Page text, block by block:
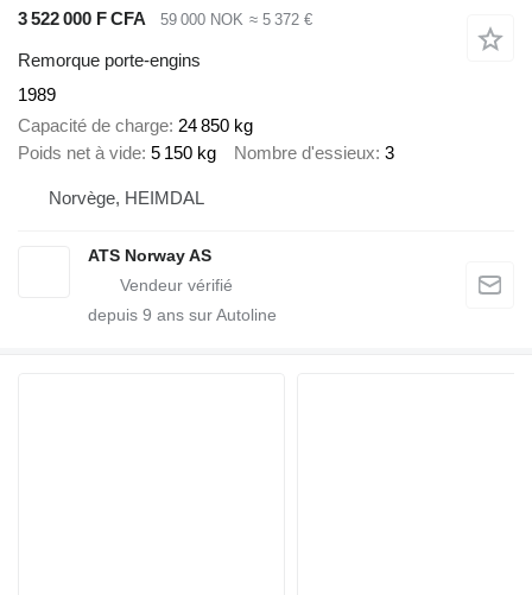
3 522 000 F CFA 59 000 NOK ≈ 5 372 €
Remorque porte-engins
1989
Capacité de charge 24 850 kg
Poids net à vide 5 150 kg Nombre d'essieux 3
Norvège, HEIMDAL
ATS Norway AS
depuis 9 ans sur Autoline